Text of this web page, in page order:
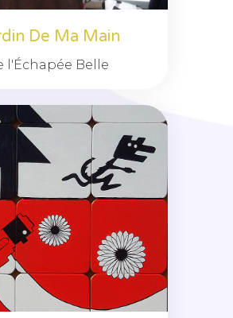
De Ma Main
l'Échapée Belle